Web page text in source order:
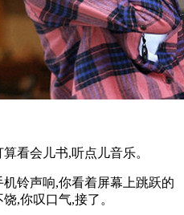
看会儿书,听点儿音乐。
铃声响,你看着屏幕上跳跃的
,你叹口气,接了。